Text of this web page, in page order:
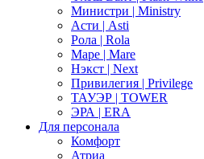
Министри | Ministry
Асти | Asti
Рола | Rola
Маре | Mare
Нэкст | Next
Привилегия | Privilege
ТАУЭР | TOWER
ЭРА | ERA
Для персонала
Комфорт
Атриа